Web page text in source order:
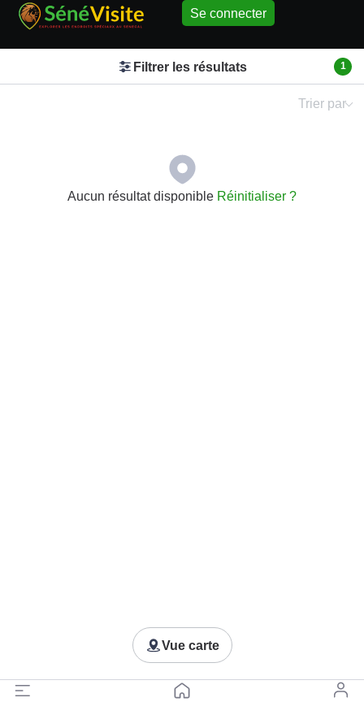
Se connecter
Filtrer les résultats 1
Trier par
Aucun résultat disponible Réinitialiser ?
Vue carte